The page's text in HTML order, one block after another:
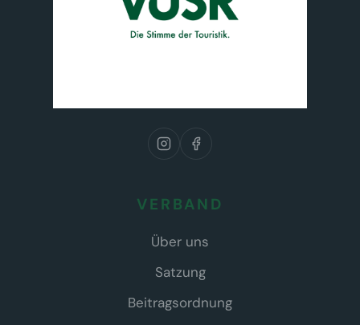
VERBAND
Über uns
Satzung
Beitragsordnung